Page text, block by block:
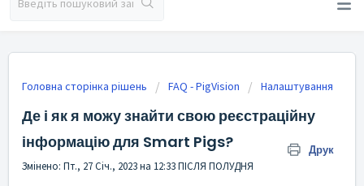
Головна сторінка рішень FAQ - PigVision Налаштування
Де і як я можу знайти свою реєстраційну
інформацію для Smart Pigs?
Друк
Змінено: Пт., 27 Січ., 2023 на 12:33 ПІСЛЯ ПОЛУДНЯ